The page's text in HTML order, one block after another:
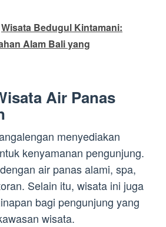
Wisata Bedugul Kintamani:
Alam Bali yang
Air Panas
menyediakan
kenyamanan pengunjung.
air panas alami, spa,
Selain itu, wisata ini juga
bagi pengunjung yang
wisata.